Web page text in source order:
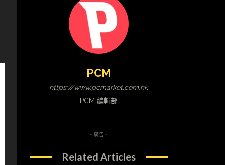
PCM
https://www.pcmarket.com.hk
PCM 編輯部
- 廣告 -
Related Articles